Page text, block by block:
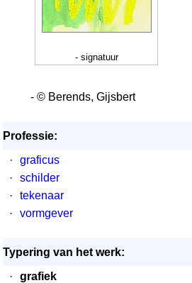
- signatuur
- © Berends, Gijsbert
Professie:
·
graficus
·
schilder
·
tekenaar
·
vormgever
Typering van het werk:
·
grafiek